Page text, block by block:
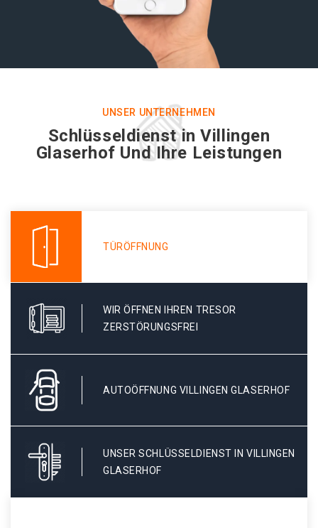
UNSER UNTERNEHMEN
Schlüsseldienst in Villingen
Glaserhof Und Ihre Leistungen
TÜRÖFFNUNG
WIR ÖFFNEN IHREN TRESOR
ZERSTÖRUNGSFREI
AUTOÖFFNUNG VILLINGEN GLASERHOF
UNSER SCHLÜSSELDIENST IN VILLINGEN
GLASERHOF